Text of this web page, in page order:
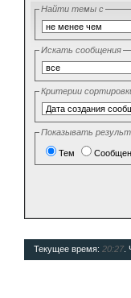
Найти темы с
Искать сообщения
Критерии
Показывать
Тем
Текущее время: 20:27.